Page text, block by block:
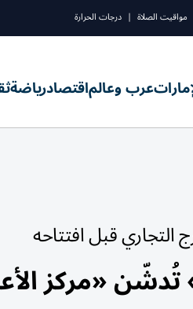
مواقيت الصلاة | درجات الحرارة
عرب وعالماقتصادرياضة
الأعمال 2» بـ160